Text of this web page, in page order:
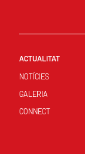
ACTUALITAT
NOTÍCIES
GALERIA
CONNECT